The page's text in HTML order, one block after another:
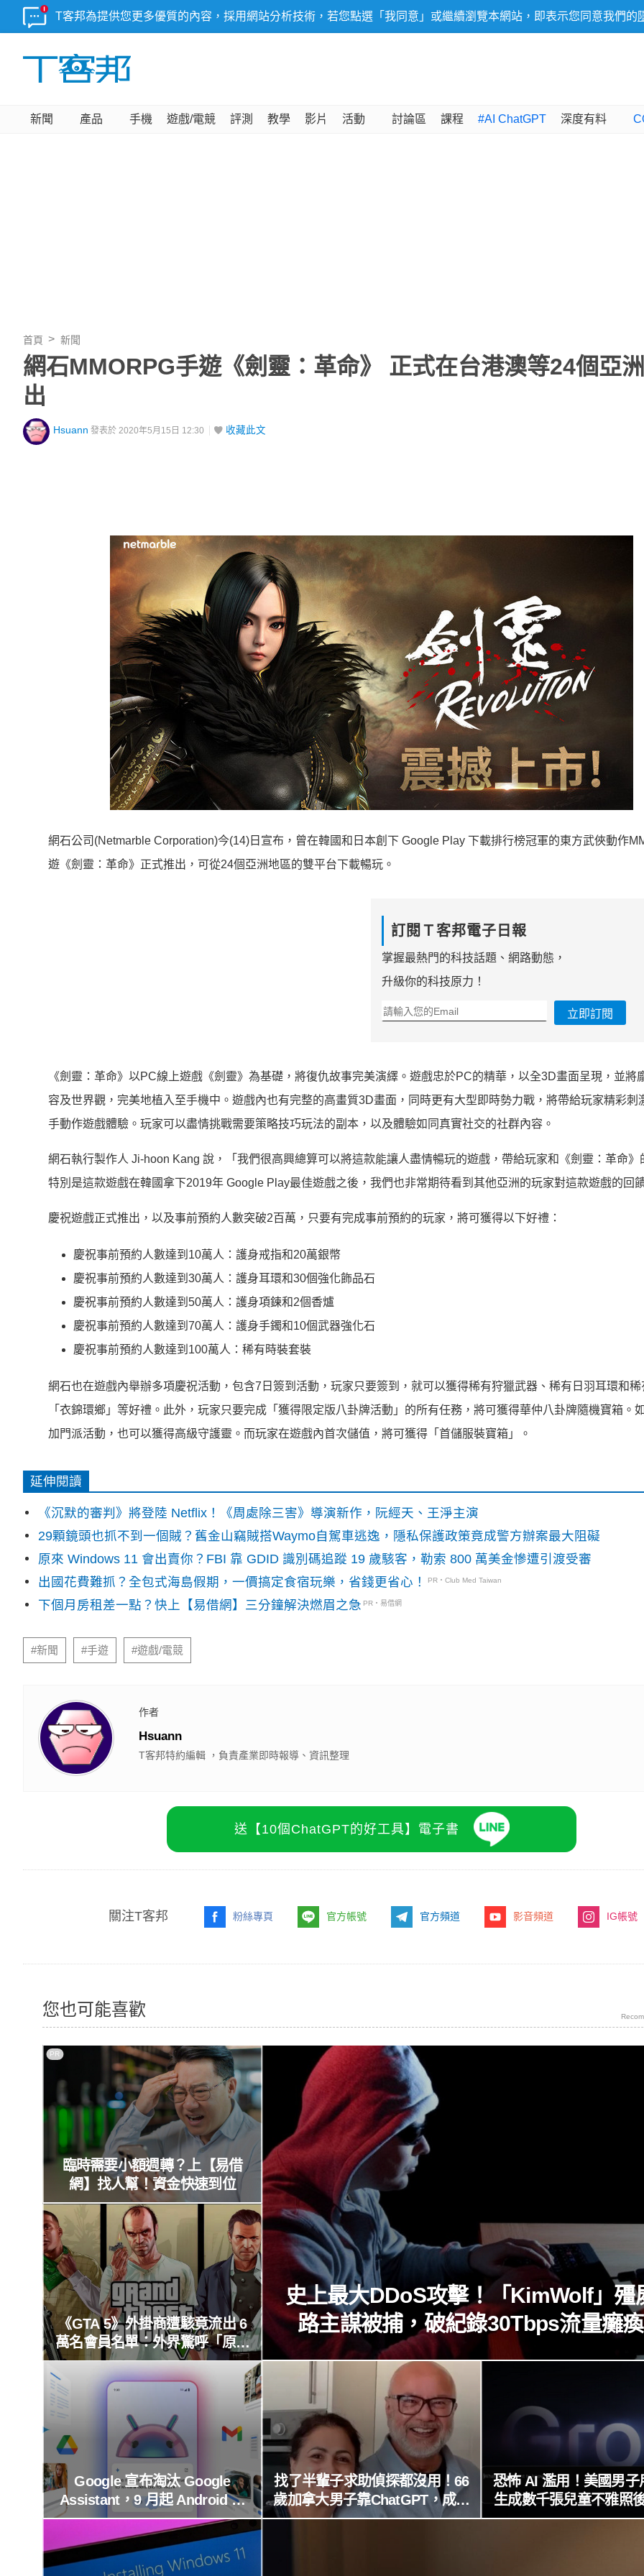
T客邦為提供您更多優質的內容，採用網站分析技術，若您點選「我同意」或繼續瀏覽本網站，即表示您同意我們的
新聞 產品 手機 遊戲/電競 評測 教學 影片 活動 討論區 課程 #AI ChatGPT 深度有料
首頁 新聞
網石MMORPG手遊《劍靈：革命》 正式在台港澳等24個亞
出
Hsuann 發表於 2020年5月15日 12:30 收藏此文
網石公司(Netmarble Corporation)今(14)日宣布，曾在韓國和日本創下 Google Play 下載排行榜冠軍的東方武俠動作
遊《劍靈：革命》正式推出，可從24個亞洲地區的雙平台下載暢玩。
訂閱Ｔ客邦電子日報
掌握最熱門的科技話題、網路動態，
升級你的科技原力！
立即訂閱
《劍靈：革命》以PC線上遊戲《劍靈》為基礎，將復仇故事完美演繹。遊戲忠於PC的精華，以全3D畫面呈現，並將
容及世界觀，完美地植入至手機中。遊戲內也有完整的高畫質3D畫面，同時更有大型即時勢力戰，將帶給玩家精彩刺
手動作遊戲體驗。玩家可以盡情挑戰需要策略技巧玩法的副本，以及體驗如同真實社交的社群內容。
網石執行製作人 Ji-hoon Kang 說，「我們很高興總算可以將這款能讓人盡情暢玩的遊戲，帶給玩家和《劍靈：革命》
特別是這款遊戲在韓國拿下2019年 Google Play最佳遊戲之後，我們也非常期待看到其他亞洲的玩家對這款遊戲的回饋
慶祝遊戲正式推出，以及事前預約人數突破2百萬，只要有完成事前預約的玩家，將可獲得以下好禮：
慶祝事前預約人數達到10萬人：護身戒指和20萬銀幣
慶祝事前預約人數達到30萬人：護身耳環和30個強化飾品石
慶祝事前預約人數達到50萬人：護身項鍊和2個香爐
慶祝事前預約人數達到70萬人：護身手鐲和10個武器強化石
慶祝事前預約人數達到100萬人：稀有時裝套裝
網石也在遊戲內舉辦多項慶祝活動，包含7日簽到活動，玩家只要簽到，就可以獲得稀有狩獵武器、稀有日羽耳環和稀
「衣錦環鄉」等好禮。此外，玩家只要完成「獲得限定版八卦牌活動」的所有任務，將可獲得華仲八卦牌隨機寶箱。
加門派活動，也可以獲得高級守護靈。而玩家在遊戲內首次儲值，將可獲得「首儲服裝寶箱」。
延伸閱讀
《沉默的審判》將登陸 Netflix！《周處除三害》導演新作，阮經天、王淨主演
29顆鏡頭也抓不到一個賊？舊金山竊賊搭Waymo自駕車逃逸，隱私保護政策竟成警方辦案最大阻礙
原來 Windows 11 會出賣你？FBI 靠 GDID 識別碼追蹤 19 歲駭客，勒索 800 萬美金慘遭引渡受審
出國花費難抓？全包式海島假期，一價搞定食宿玩樂，省錢更省心！
PR・Club Med Taiwan
下個月房租差一點？快上【易借網】三分鐘解決燃眉之急 PR・易借網
#新聞 #手遊 #遊戲/電競
作者
Hsuann
T客邦特約編輯 ，負責產業即時報導、資訊整理
送【10個ChatGPT的好工具】電子書
關注T客邦 粉絲專頁 官方帳號 官方頻道 影音頻道 IG帳號
您也可能喜歡
史上最大DDoS攻擊！「KimWolf」殭
路主謀被捕，破紀錄30Tbps流量癱
臨時需要小額週轉？上【易借
網】找人幫！資金快速到位
PR
《GTA 5》外掛商遭駭竟流出 6
萬名會員名單：外界驚呼「原來
這麼多人在開掛！」
恐怖 AI 濫用！美國男
生成數千張兒童不雅照
xAI 因防護失靈與不配
找了半輩子求助偵探都沒用！66
歲加拿大男子靠ChatGPT，成功
找回失散50年家人
Google 宣布淘汰 Google
Assistant，9 月起 Android 用
戶全面轉向 Gemini